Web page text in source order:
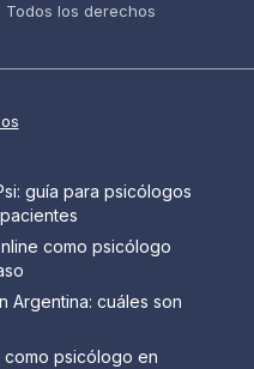
los derechos
guía para psicólogos
como psicólogo
Argentina: cuáles son
como psicólogo en